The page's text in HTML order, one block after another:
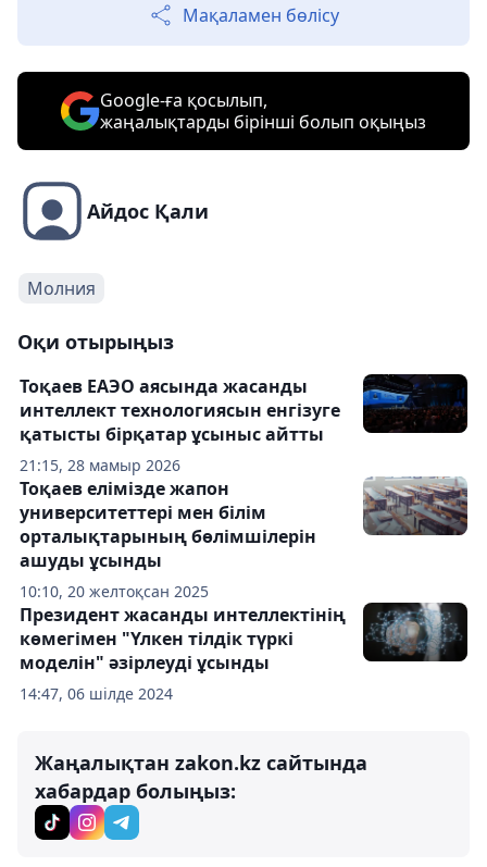
Мақаламен бөлісу
Google-ға қосылып,
жаңалықтарды бірінші болып оқыңыз
Айдос Қали
Молния
Оқи отырыңыз
21:15, 28 мамыр 2026
Тоқаев ЕАЭО аясында жасанды
интеллект технологиясын енгізуге
қатысты бірқатар ұсыныс айтты
10:10, 20 желтоқсан 2025
Тоқаев елімізде жапон
университеттері мен білім
орталықтарының бөлімшілерін
ашуды ұсынды
14:47, 06 шілде 2024
Президент жасанды интеллектінің
көмегімен "Үлкен тілдік түркі
моделін" әзірлеуді ұсынды
Жаңалықтан zakon.kz сайтында
хабардар болыңыз: